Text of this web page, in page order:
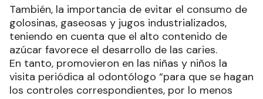
También, la importancia de evitar el consumo de
golosinas, gaseosas y jugos industrializados,
teniendo en cuenta que el alto contenido de
azúcar favorece el desarrollo de las caries.
En tanto, promovieron en las niñas y niños la
visita periódica al odontólogo “para que se hagan
los controles correspondientes, por lo menos